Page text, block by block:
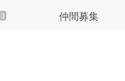
3 仲間募集